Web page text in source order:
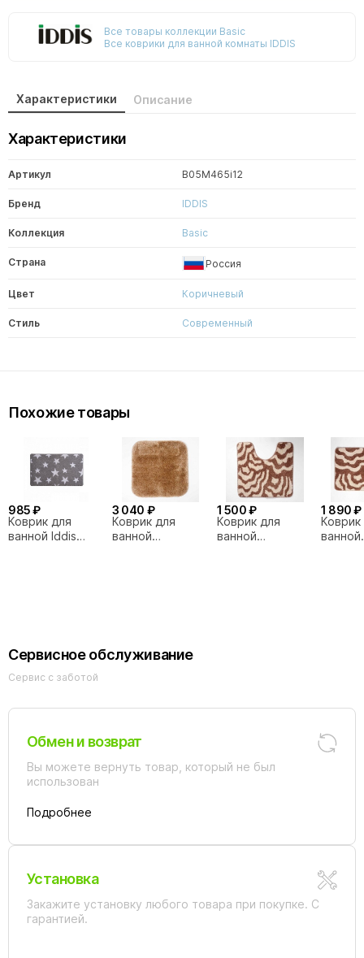
Все товары коллекции Basic
Все коврики для ванной комнаты IDDIS
Характеристики Описание
Характеристики
Артикул B05M465i12
Бренд IDDIS
Коллекция Basic
Страна Россия
Цвет Коричневый
Стиль Современный
Похожие товары
985 ₽
Коврик для
ванной Iddis
3 040 ₽
Коврик для
ванной
1 500 ₽
Коврик для
ванной
1 890 ₽
ванной
Сервисное обслуживание
Сервис с заботой
Обмен и возврат
Вы можете вернуть товар, который не был
использован
Подробнее
Установка
Закажите установку любого товара при покупке. С
гарантией.